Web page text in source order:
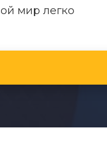
мир легко